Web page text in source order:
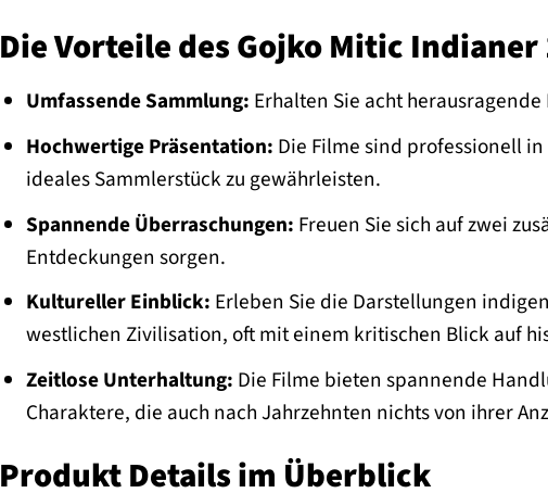
Die Vorteile des Gojko Mitic Indianer
Umfassende Sammlung: Erhalten Sie acht
Hochwertige Präsentation: Die Filme sind professionell
ideales Sammlerstück zu gewährleisten.
Spannende Überraschungen: Freuen Sie sich auf zwei
Entdeckungen sorgen.
Kultureller Einblick: Erleben Sie die Darstellungen
westlichen Zivilisation, oft mit einem kritischen Blick auf
Zeitlose Unterhaltung: Die Filme bieten spannende
Charaktere, die auch nach Jahrzehnten nichts von ihrer
Produkt Details im Überblick